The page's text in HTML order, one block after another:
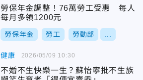
勞保年金調整！76萬勞工受惠 每人
每月多領1200元
勞保年金 勞工 勞動部
健康
不婚不生快樂一生？蘇怡寧批不生族
2026/05/09 10:30